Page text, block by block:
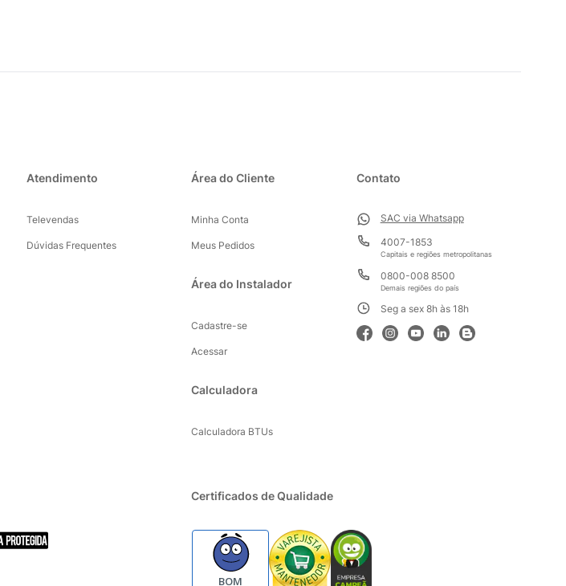
Atendimento
Televendas
Dúvidas Frequentes
Área do Cliente
Minha Conta
Meus Pedidos
Área do Instalador
Cadastre-se
Acessar
Calculadora
Calculadora BTUs
Contato
SAC via Whatsapp
4007-1853
Capitais e regiões metropolitanas
0800-008 8500
Demais regiões do país
Seg a sex 8h às 18h
Certificados de Qualidade
BOM